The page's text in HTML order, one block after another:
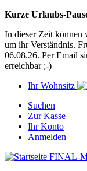
Kurze Urlaubs-
In dieser Zeit können
um ihr Verständnis.
06.08.26. Per Email
erreichbar ;-)
Ihr Wohnsitz
Suchen
Zur Kasse
Ihr Konto
Anmelden